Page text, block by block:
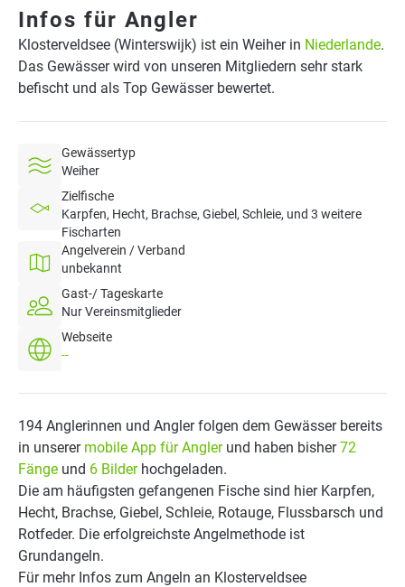
Infos für Angler
Klosterveldsee (Winterswijk) ist ein Weiher in Niederlande.
Das Gewässer wird von unseren Mitgliedern sehr stark
befischt und als Top Gewässer bewertet.
Gewässertyp
Weiher
Zielfische
Karpfen, Hecht, Brachse, Giebel, Schleie, und 3 weitere
Fischarten
Angelverein / Verband
unbekannt
Gast-/ Tageskarte
Nur Vereinsmitglieder
Webseite
--
194 Anglerinnen und Angler folgen dem Gewässer bereits
in unserer mobile App für Anglerund haben bisher72
Fänge und 6 Bilderhochgeladen.
Die am häufigsten gefangenen Fische sind hier Karpfen,
Hecht, Brachse, Giebel, Schleie, Rotauge, Flussbarsch und
Rotfeder. Die erfolgreichste Angelmethode ist
Grundangeln.
Für mehr Infos zum Angeln an Klosterveldsee